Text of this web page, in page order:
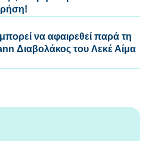
να αφαιρεθεί παρά τη
Διαβολάκος του Λεκέ Αίμα